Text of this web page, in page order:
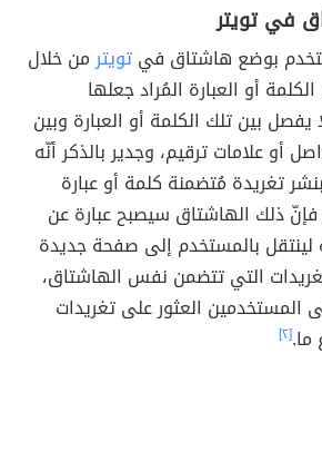
في تويتر
بوضع هاشتاق فيتويترمن خلال
أو العبارة المُراد جعلها
بين تلك الكلمة أو العبارة وبين
أو علامات ترقيم، وجدير بالذكر أنّه
تغريدة مُتضمنة كلمة أو عبارة
ذلك الهاشتاق سيصبح عبارة عن
لينتقل بالمستخدم إلى صفحة جديدة
التي تتضمن نفس الهاشتاق،
المستخدمين العثور على تغريدات
[٢]